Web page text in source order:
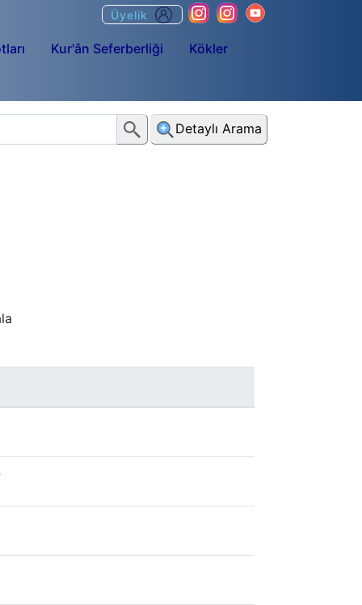
Kur'ân Seferberliği Kökler
Üyelik
Detaylı Arama